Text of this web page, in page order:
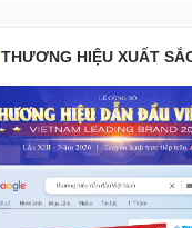
THƯƠNG HIỆU XUẤT